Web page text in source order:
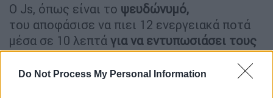
Do Not Process My Personal Information
Ο Js, όπως είναι το ψευδώνυμό,
του αποφάσισε να πιει 12 ενεργειακά ποτά
μέσα σε 10 λεπτά για να εντυπωσιάσει τους
συναδέλφους του στη δουλειά.Ωστόσο,
αυτό δεν πήγε και τόσο καλά, καθώς γρήγορα